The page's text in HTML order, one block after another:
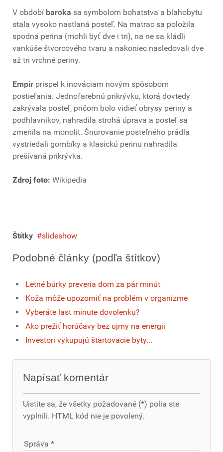
V období baroka sa symbolom bohatstva a blahobytu
stala vysoko nastlaná posteľ. Na matrac sa položila
spodná perina (mohli byť dve i tri), na ne sa kládli
vankúše štvorcového tvaru a nakoniec nasledovali dve
až tri vrchné periny.
Empír prispel k inováciam novým spôsobom
postieľania. Jednofarebnú prikrývku, ktorá dovtedy
zakrývala posteľ, pričom bolo vidieť obrysy periny a
podhlavníkov, nahradila strohá úprava a posteľ sa
zmenila na monolit. Šnurovanie posteľného prádla
vystriedali gombíky a klasickú perinu nahradila
prešívaná prikrývka.
Zdroj foto: Wikipedia
Štítky slideshow
Podobné články (podľa štítkov)
Letné búrky preveria dom za pár minút
Koža môže upozorniť na problém v organizme
Vyberáte last minute dovolenku?
Ako prežiť horúčavy bez ujmy na energii
Investori vykupujú štartovacie byty...
Napísať komentár
Uistite sa, že všetky požadované (*) polia ste
vyplnili. HTML kód nie je povolený.
Správa *